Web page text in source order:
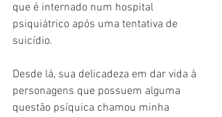
que é internado num hospital
psiquiátrico após uma tentativa de
suicídio.
Desde lá, sua delicadeza em dar vida à
personagens que possuem alguma
questão psíquica chamou minha